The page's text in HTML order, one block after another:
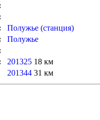
Полужье (станция)
Полужье
201325 18 км
201344 31 км